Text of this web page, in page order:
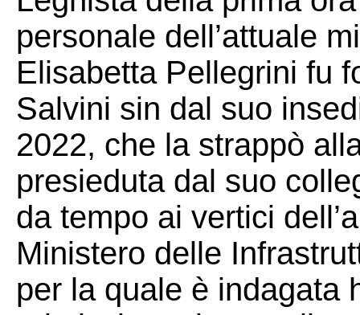
personale dell’attuale
Elisabetta Pellegrini fu
Salvini sin dal suo
2022, che la strappò
presieduta dal suo
da tempo ai vertici
Ministero delle
per la quale è indagata